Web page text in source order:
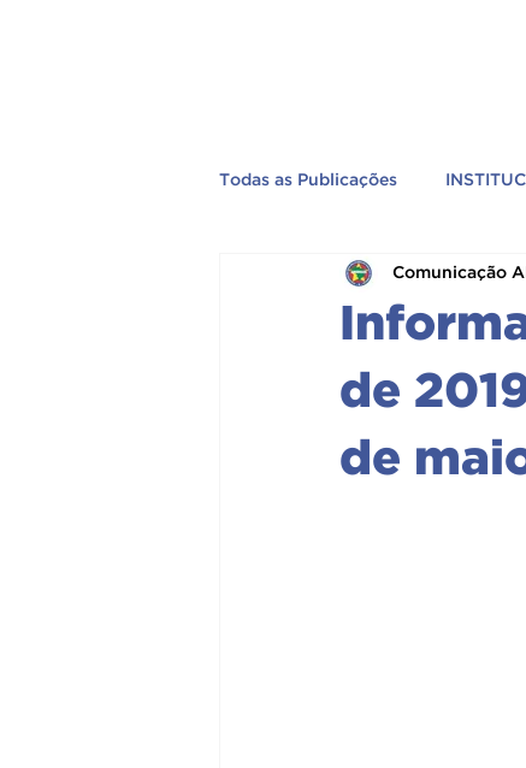
Todas as Publicações
EVENTOS PREVIDÊNCIA
TV AMEBRASIL PELO
de
de
Comunicação